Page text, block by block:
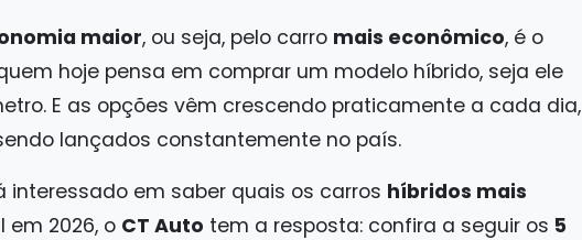
maior, ou seja, pelo carro mais econômico, é o
hoje pensa em comprar um modelo híbrido, seja ele
E as opções vêm crescendo praticamente a cada dia,
lançados constantemente no país.
interessado em saber quais os carros híbridos mais
em 2026, o CT Auto tem a resposta: confira a seguir os 5